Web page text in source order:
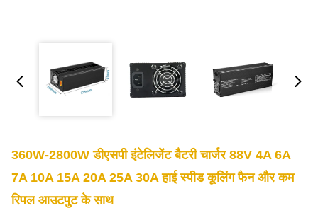
360W-2800W डीएसपी इंटेलिजेंट बैटरी चार्जर 88V 4A 6A
7A 10A 15A 20A 25A 30A हाई स्पीड कूलिंग फैन और कम
रिपल आउटपुट के साथ